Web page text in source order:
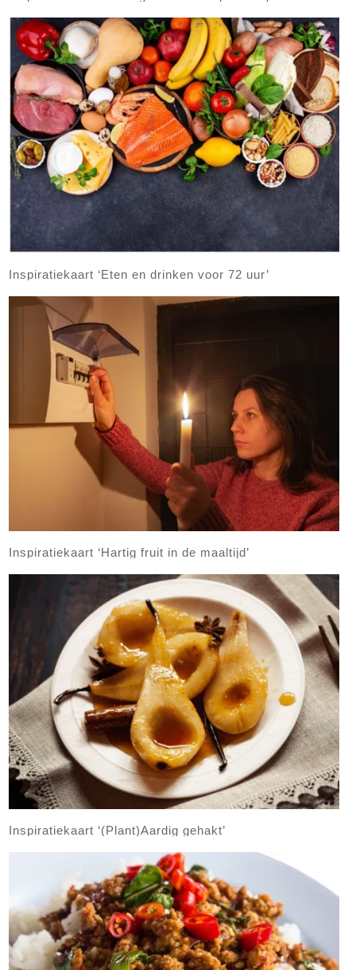
Inspiratiekaart ‘Eten en drinken voor 72 uur’
Inspiratiekaart ‘Hartig fruit in de maaltijd’
Inspiratiekaart ‘(Plant)Aardig gehakt’